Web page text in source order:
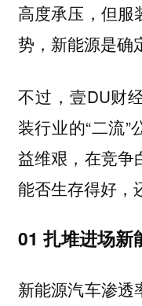
高度承压，但服
势，新能源是确
不过，壹DU财
装行业的“二流”
益维艰，在竞争
能否生存得好，
01 扎堆进场新
新能源汽车渗透